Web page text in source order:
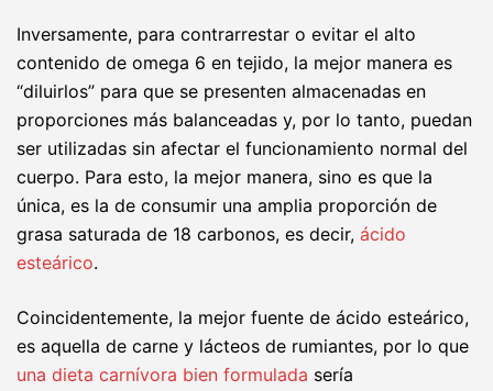
Inversamente, para contrarrestar o evitar el alto
contenido de omega 6 en tejido, la mejor manera es
“diluirlos” para que se presenten almacenadas en
proporciones más balanceadas y, por lo tanto, puedan
ser utilizadas sin afectar el funcionamiento normal del
cuerpo. Para esto, la mejor manera, sino es que la
única, es la de consumir una amplia proporción de
grasa saturada de 18 carbonos, es decir, ácido
esteárico.
Coincidentemente, la mejor fuente de ácido esteárico,
es aquella de carne y lácteos de rumiantes, por lo que
una dieta carnívora bien formulada sería